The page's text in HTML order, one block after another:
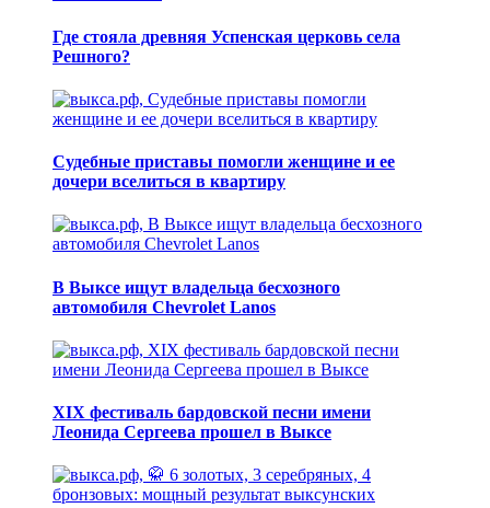
Где стояла древняя Успенская церковь села
Решного?
Судебные приставы помогли женщине и ее
дочери вселиться в квартиру
В Выксе ищут владельца бесхозного
автомобиля Chevrolet Lanos
XIX фестиваль бардовской песни имени
Леонида Сергеева прошел в Выксе